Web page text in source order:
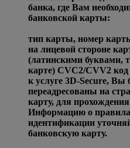
банка, где Вам
банковской карты:
тип карты, номер
на лицевой стороне
(латинскими буквами,
карте) CVC2/CVV2
к услуге 3D-Secure, Вы
переадресованы на
карту, для
Информацию о
идентификации
банковскую карту.